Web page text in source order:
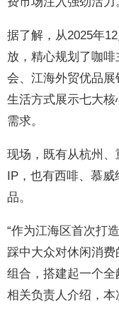
据了解，从2025年
放，精心规划了咖
会、江海外贸优品展
生活方式展示七大
需求。
现场，既有从杭州
IP，也有西啡、慕威
品。
“作为江海区首次打
踩中大众对休闲消费
组合，搭建起一个
相关负责人介绍，